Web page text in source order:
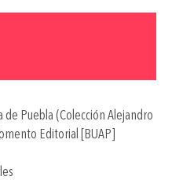
Puebla (Colección Alejandro
Editorial [BUAP]